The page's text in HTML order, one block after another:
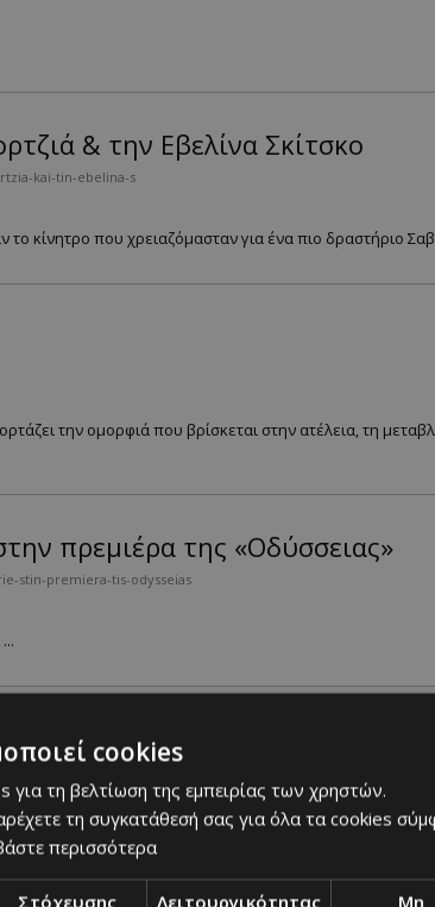
& την Εβελίνα Σκίτσκο
kai-tin-ebelina-s
κίνητρο που χρειαζόμασταν για ένα πιο δραστήριο
την ομορφιά που βρίσκεται στην ατέλεια, τη
πρεμιέρα της «Οδύσσειας»
stin-premiera-tis-odysseias
όλη την οικογένεια
gia-oli-tin-oikogeneia
και παιδιά. Platform sandals, flat shoes, loafers, boat
cookies
για τη βελτίωση της εμπειρίας των χρηστών.
τη συγκατάθεσή σας για όλα τα cookies
περισσότερα
Στόχευσης Λειτουργικότητας
Μη